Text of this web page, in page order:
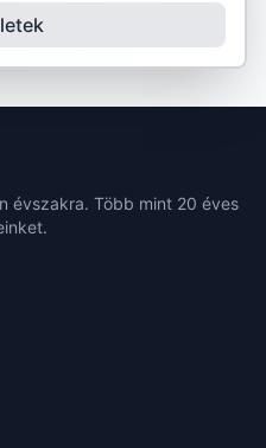
évszakra. Több mint 20 éves